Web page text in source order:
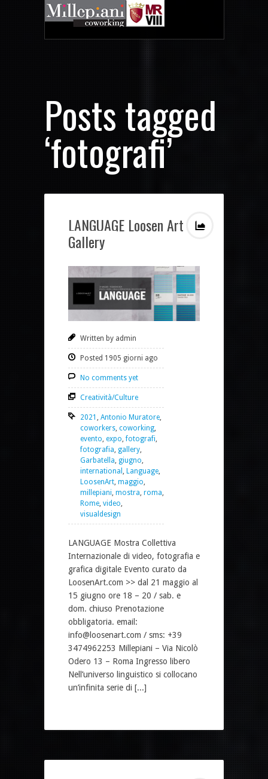
Posts tagged
‘fotografi’
LANGUAGE Loosen Art
Gallery
Written by admin
Posted 1905 giorni ago
No comments yet
Creatività/Culture
2021 Antonio Muratore
coworkers coworking
evento expo ,fotografi
fotografia gallery
Garbatella giugno
international
Language
LoosenArt maggio
millepiani mostra roma
Rome video
visualdesign
LANGUAGE Mostra Collettiva
Internazionale di video, fotografia e
grafica digitale Evento curato da
LoosenArt.com >> dal 21 maggio al
15 giugno ore 18 – 20 / sab. e
dom. chiuso Prenotazione
obbligatoria. email:
info@loosenart.com / sms: +39
3474962253 Millepiani – Via Nicolò
Odero 13 – Roma Ingresso libero
Nell’universo linguistico si collocano
un’infinita serie di [...]